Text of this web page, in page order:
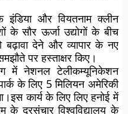
और वियतनाम क्लीन
के सौर ऊर्जा उद्योगों के बीच
देने और व्यापार के नए
पर हस्ताक्षर किए।
में नेशनल टेलीकम्यूनिकेशन
के लिए 5 मिलियन अमेरिकी
कार्य के लिए लिए हनोई में
के दूरसंचार विश्वविद्यालय के